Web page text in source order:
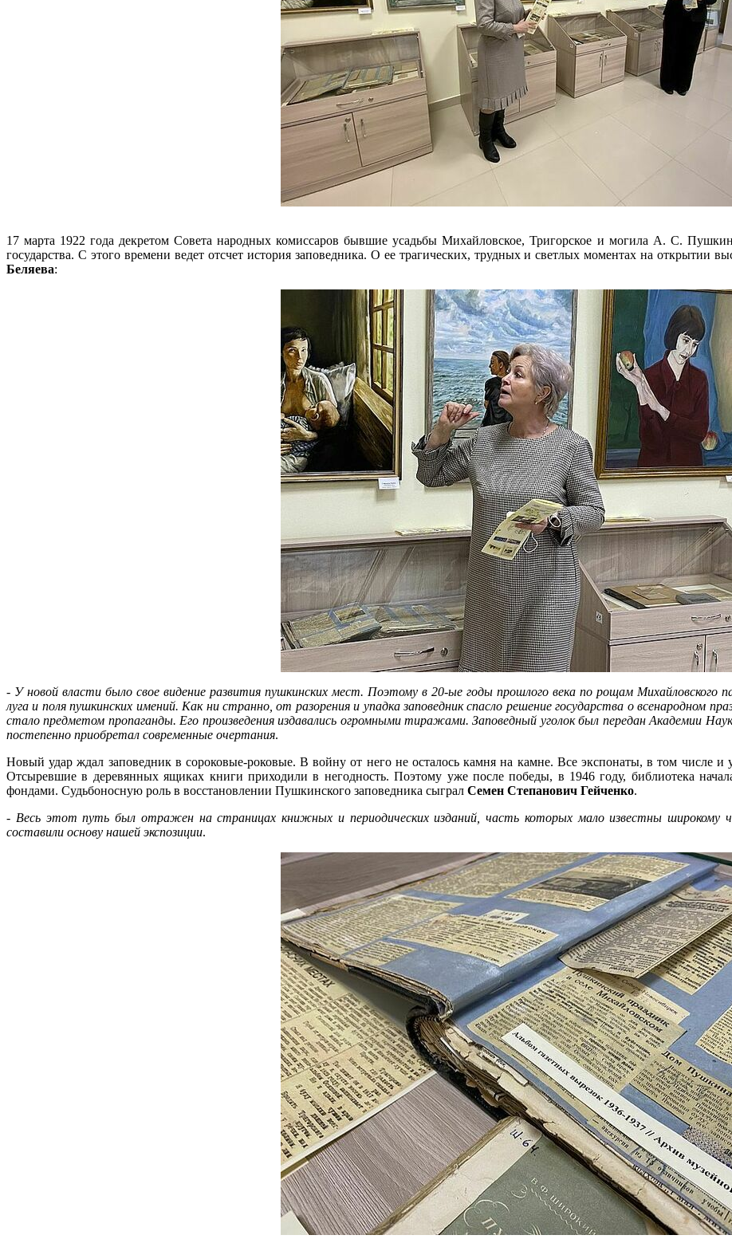
17 марта 1922 года декретом Совета народных комиссаров бывшие усадьбы Михайловское, Тригорское и могила А. С.
государства. С этого времени ведет отсчет история заповедника. О ее трагических, трудных и светлых моментах на открытии
Беляева:
- У новой власти было свое видение развития пушкинских мест. Поэтому в 20-ые годы прошлого века по рощам Михайловского
луга и поля пушкинских имений. Как ни странно, от разорения и упадка заповедник спасло решение государства о всенародном
стало предметом пропаганды. Его произведения издавались огромными тиражами. Заповедный уголок был передан Академии
постепенно приобретал современные очертания.
Новый удар ждал заповедник в сороковые-роковые. В войну от него не осталось камня на камне. Все экспонаты, в том числе
Отсыревшие в деревянных ящиках книги приходили в негодность. Поэтому уже после победы, в 1946 году, библиотека
фондами. Судьбоносную роль в восстановлении Пушкинского заповедника сыграл Семен Степанович Гейченко.
- Весь этот путь был отражен на страницах книжных и периодических изданий, часть которых мало известны
составили основу нашей экспозиции.